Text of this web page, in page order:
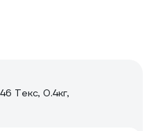
Текс, 0.4кг,